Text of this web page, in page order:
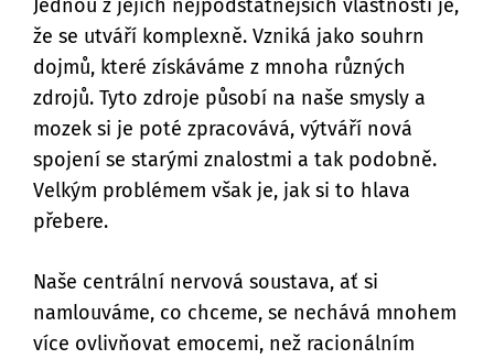
Jednou z jejích nejpodstatnějších vlastností je,
že se utváří komplexně. Vzniká jako souhrn
dojmů, které získáváme z mnoha různých
zdrojů. Tyto zdroje působí na naše smysly a
mozek si je poté zpracovává, výtváří nová
spojení se starými znalostmi a tak podobně.
Velkým problémem však je, jak si to hlava
přebere.
Naše centrální nervová soustava, ať si
namlouváme, co chceme, se nechává mnohem
více ovlivňovat emocemi, než racionálním